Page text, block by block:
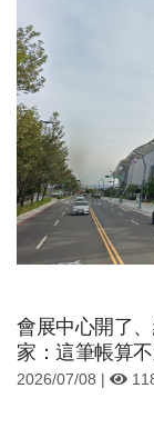
會展中心開了
家：這筆帳算
2026/07/08 |